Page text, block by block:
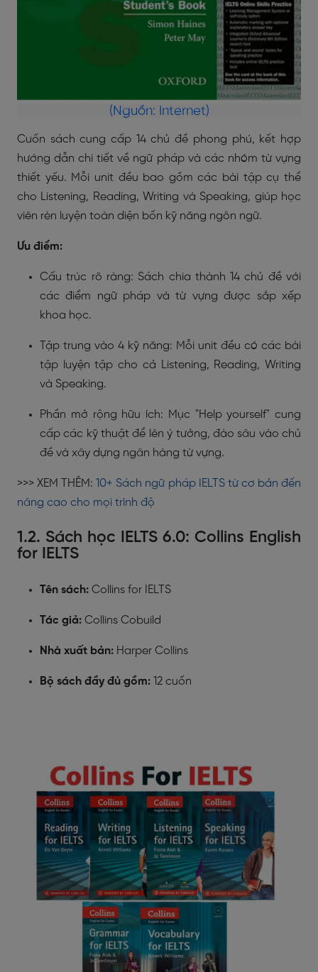
(Nguồn: Internet)
Cuốn sách cung cấp 14 chủ đề phong phú, kết hợp
hướng dẫn chi tiết về ngữ pháp và các nhóm từ vựng
thiết yếu. Mỗi unit đều bao gồm các bài tập cụ thể
cho Listening, Reading, Writing và Speaking, giúp học
viên rèn luyện toàn diện bốn kỹ năng ngôn ngữ.
Ưu điểm:
Cấu trúc rõ ràng: Sách chia thành 14 chủ đề với
các điểm ngữ pháp và từ vựng được sắp xếp
khoa học.
Tập trung vào 4 kỹ năng: Mỗi unit đều có các bài
tập luyện tập cho cả Listening, Reading, Writing
và Speaking.
Phần mở rộng hữu ích: Mục "Help yourself" cung
cấp các kỹ thuật để lên ý tưởng, đào sâu vào chủ
đề và xây dựng ngân hàng từ vựng.
>>> XEM THÊM: 10+ Sách ngữ pháp IELTS từ cơ bản đến
nâng cao cho mọi trình độ
1.2. Sách học IELTS 6.0: Collins English
for IELTS
Tên sách: Collins for IELTS
Tác giả: Collins Cobuild
Nhà xuất bản: Harper Collins
Bộ sách đầy đủ gồm: 12 cuốn